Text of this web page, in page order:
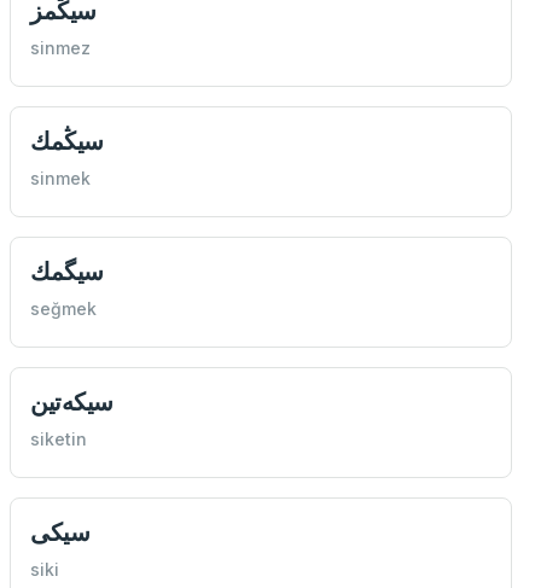
سيڭمز
sinmez
سيڭمك
sinmek
سيگمك
seğmek
سيكه‌تین
siketin
‌سیكی
siki